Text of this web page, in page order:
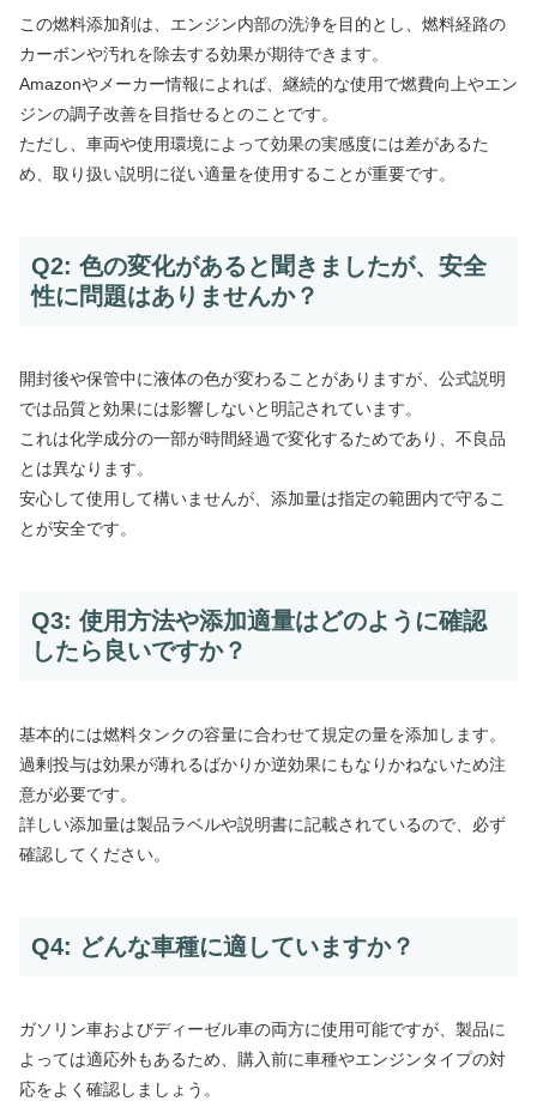
この燃料添加剤は、エンジン内部の洗浄を目的とし、燃料経路の
カーボンや汚れを除去する効果が期待できます。
Amazonやメーカー情報によれば、継続的な使用で燃費向上やエン
ジンの調子改善を目指せるとのことです。
ただし、車両や使用環境によって効果の実感度には差があるた
め、取り扱い説明に従い適量を使用することが重要です。
Q2: 色の変化があると聞きましたが、安全
性に問題はありませんか？
開封後や保管中に液体の色が変わることがありますが、公式説明
では品質と効果には影響しないと明記されています。
これは化学成分の一部が時間経過で変化するためであり、不良品
とは異なります。
安心して使用して構いませんが、添加量は指定の範囲内で守るこ
とが安全です。
Q3: 使用方法や添加適量はどのように確認
したら良いですか？
基本的には燃料タンクの容量に合わせて規定の量を添加します。
過剰投与は効果が薄れるばかりか逆効果にもなりかねないため注
意が必要です。
詳しい添加量は製品ラベルや説明書に記載されているので、必ず
確認してください。
Q4: どんな車種に適していますか？
ガソリン車およびディーゼル車の両方に使用可能ですが、製品に
よっては適応外もあるため、購入前に車種やエンジンタイプの対
応をよく確認しましょう。